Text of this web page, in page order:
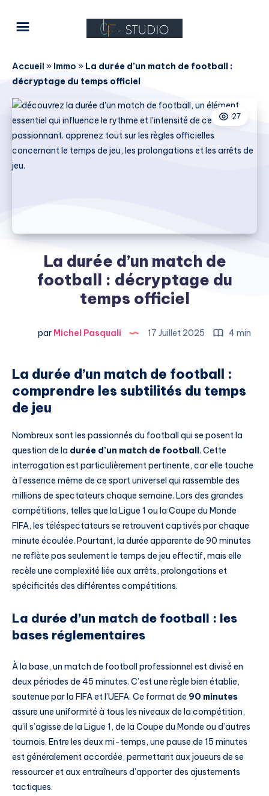
Accueil » Immo » La durée d’un match de football :
décryptage du temps officiel
27
La durée d’un match de
football : décryptage du
temps officiel
par Michel Pasquali 17 Juillet 2025 4 min
La durée d’un match de football :
comprendre les subtilités du temps
de jeu
Nombreux sont les passionnés du football qui se posent la
question de la durée d’un match de football. Cette
interrogation est particulièrement pertinente, car elle touche
à l’essence même de ce sport universel qui rassemble des
millions de spectateurs chaque semaine. Lors des grandes
compétitions, telles que la Ligue 1 ou la Coupe du Monde
FIFA, les téléspectateurs se retrouvent captivés par chaque
minute écoulée. Pourtant, la durée apparente de 90 minutes
ne reflète pas seulement le temps de jeu effectif, mais elle
recèle une complexité liée aux arrêts, prolongations et
spécificités des différentes compétitions.
La durée d’un match de football : les
bases réglementaires
À la base, un match de football professionnel est divisé en
deux périodes de 45 minutes. C’est une règle bien établie,
soutenue par la FIFA et l’UEFA. Ce format de 90 minutes
assure une uniformité à tous les niveaux de la compétition,
qu’il s’agisse de la Ligue 1, de la Coupe du Monde ou d’autres
tournois. Entre les deux mi-temps, une pause de 15 minutes
est généralement accordée, permettant aux joueurs de se
ressourcer et aux entraîneurs d’apporter des ajustements
tactiques.